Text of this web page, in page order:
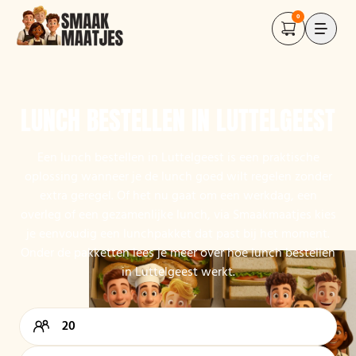
0
Onder de pakketten lees je meer over hoe lunch bestellen
in Luttelgeest werkt.